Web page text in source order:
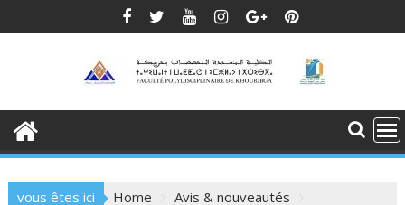
to
vous êtes ici Home
Avis & nouveautés